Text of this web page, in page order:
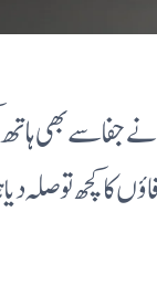
جفا سے بھی ہاتھ
کا کچھ تو صلہ دیا